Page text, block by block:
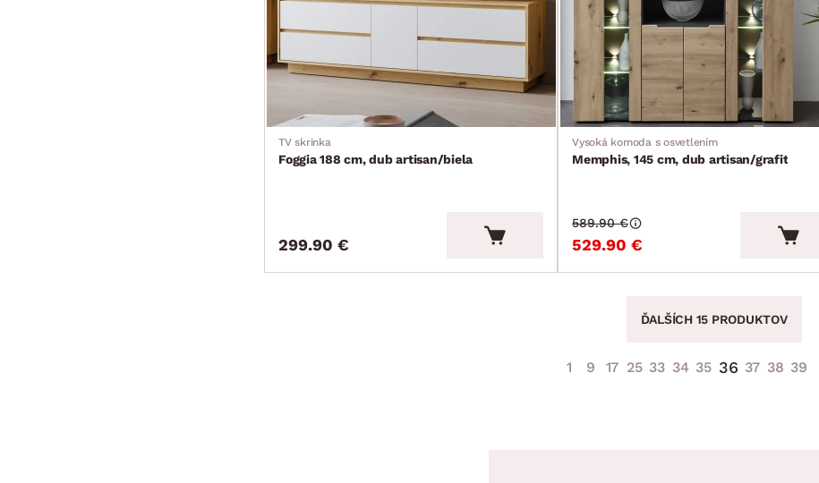
TV skrinka
Foggia 188 cm, dub artisan/biela
299.90 €
Vysoká komoda s osvetlením
Memphis, 145 cm, dub artisan/grafit
529.90 €
589.90 €
ĎALŠÍCH 15 PRODUKTOV
1 9 17 25 33 34 35 36 37 38 39